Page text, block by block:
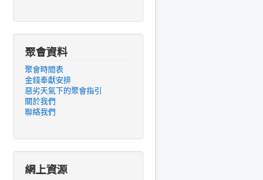
聚會資料
聚會時間表
金錢奉獻安排
惡劣天氣下的聚會指引
關於我們
聯絡我們
網上資源